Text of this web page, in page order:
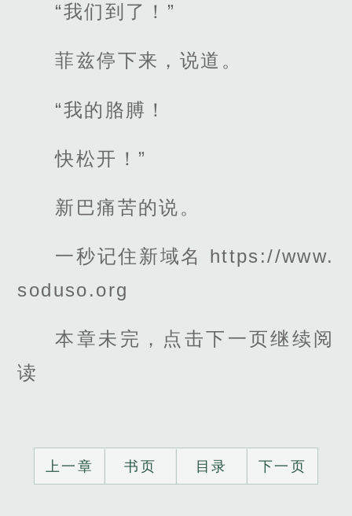
“我们到了！”
菲兹停下来，说道。
“我的胳膊！
快松开！”
新巴痛苦的说。
一秒记住新域名 https://www.
soduso.org
本章未完，点击下一页继续阅
读
上一章 书页 目录 下一页